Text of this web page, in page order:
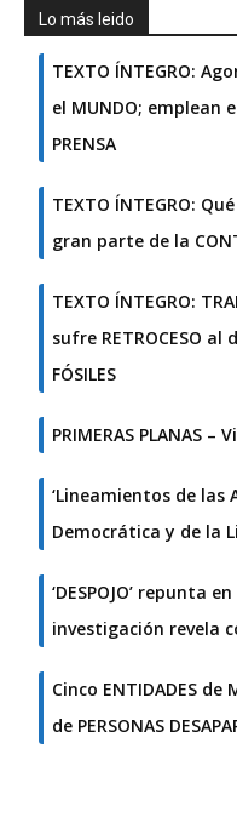
Lo más leido
TEXTO ÍNTEGRO:
el MUNDO; emplean
PRENSA
TEXTO ÍNTEGRO:
gran parte de la
TEXTO ÍNTEGRO:
sufre RETROCESO
FÓSILES
PRIMERAS PLANAS
‘Lineamientos de las
Democrática y de la
‘DESPOJO’ repunta
investigación revela
Cinco ENTIDADES de
de PERSONAS